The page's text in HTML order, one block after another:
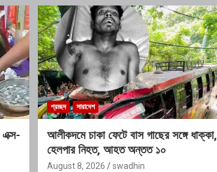
প্রচ্ছদ সারাদেশ
আলীকদমে চাকা ফেটে বাস গাছের সঙ্গে ধাক্কা,
হেলপার নিহত, আহত অন্তত ১০
August 8, 2026 swadhin